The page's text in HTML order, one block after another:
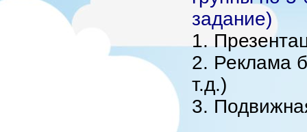
задание)
1.
2. Реклама
т.д.)
3.